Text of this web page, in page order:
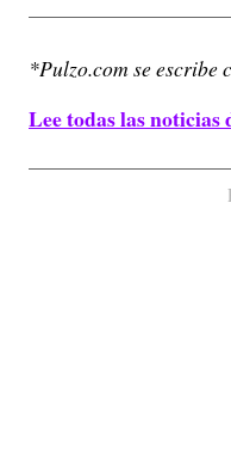
*Pulzo.com se escribe
Lee todas las